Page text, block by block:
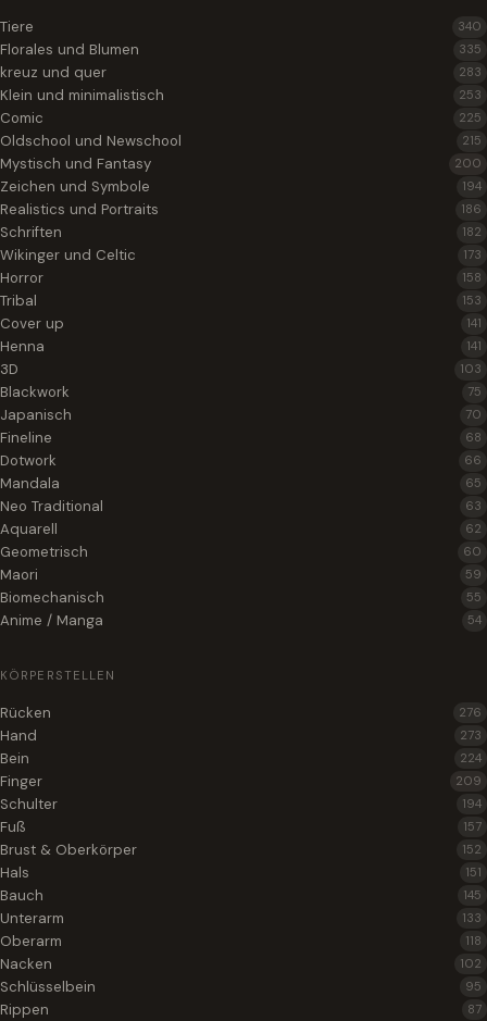
Tiere 340
Florales und Blumen 335
kreuz und quer 283
Klein und minimalistisch 253
Comic 225
Oldschool und Newschool 215
Mystisch und Fantasy 200
Zeichen und Symbole 194
Realistics und Portraits 186
Schriften 182
Wikinger und Celtic 173
Horror 158
Tribal 153
Cover up 141
Henna 141
3D 103
Blackwork 75
Japanisch 70
Fineline 68
Dotwork 66
Mandala 65
Neo Traditional 63
Aquarell 62
Geometrisch 60
Maori 59
Biomechanisch 55
Anime / Manga 54
KÖRPERSTELLEN
Rücken 276
Hand 273
Bein 224
Finger 209
Schulter 194
Fuß 157
Brust & Oberkörper 152
Hals 151
Bauch 145
Unterarm 133
Oberarm 118
Nacken 102
Schlüsselbein 95
Rippen 87